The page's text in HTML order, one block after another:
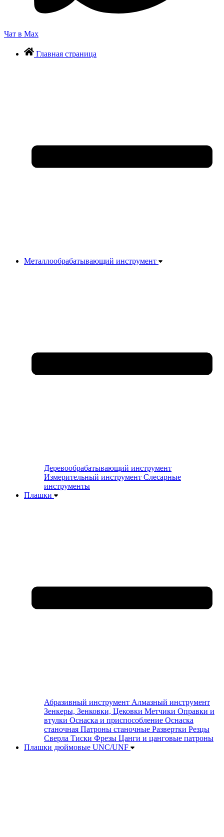
Чат в Max
Главная страница
Металлообрабатывающий инструмент
Деревообрабатывающий инструмент
Измерительный инструмент Слесарные
инструменты
Плашки
Абразивный инструмент Алмазный инструмент
Зенкеры, Зенковки, Цековки Метчики Оправки и
втулки Оснаска и приспособление Оснаска
станочная Патроны станочные Развертки Резцы
Сверла Тиски Фрезы Цанги и цанговые патроны
Плашки дюймовые UNC/UNF